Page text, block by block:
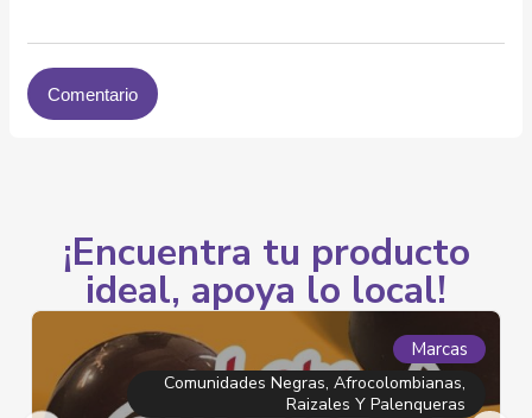
¡Encuentra tu producto
ideal, apoya lo local!
Marcas
Comunidades Negras, Afrocolombianas,
Raizales Y Palenqueras